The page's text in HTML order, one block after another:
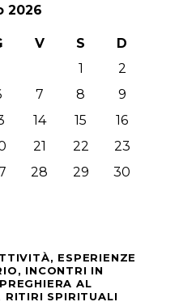
2026
V S
D
1
2
7 8
9
14 15
16
21 22
23
28 29
30
ESPERIENZE
INCONTRI IN
PREGHIERA AL
RITIRI SPIRITUALI